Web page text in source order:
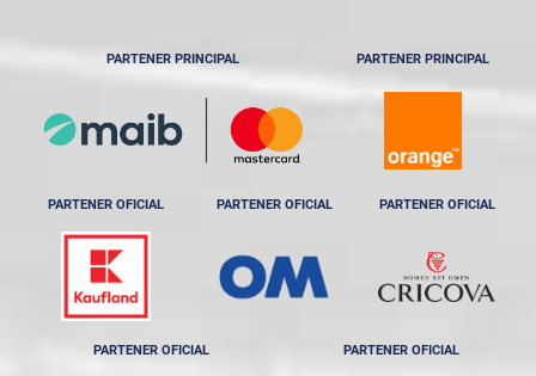
PARTENER PRINCIPAL PARTENER PRINCIPAL
PARTENER OFICIAL PARTENER OFICIAL PARTENER OFICIAL
PARTENER OFICIAL PARTENER OFICIAL